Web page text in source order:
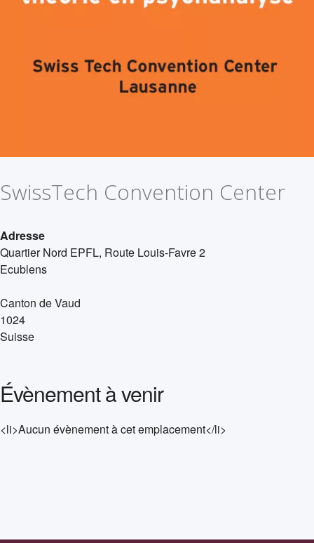
SwissTech Convention Center
Adresse
Quartier Nord EPFL, Route Louis-Favre 2
Ecublens
Canton de Vaud
1024
Suisse
Évènement à venir
<li>Aucun évènement à cet emplacement</li>